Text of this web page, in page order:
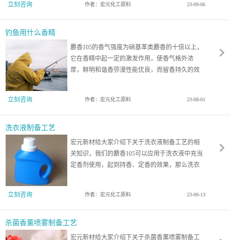
草馥奇型香精以及垂钓的鱼饵料。
立刻咨询 作者：宏元化工原料 23-09-06
钓鱼用什么香精
麝香105的香气强度为硝基苯类麝香的十倍以上，
它在香精中起一定的激发作用，使香气格外浓
厚，鲜明和谐香弥漫性能优良，而留香持久的效
立刻咨询
作者：宏元化工原料 23-08-01
洗衣液制备工艺
宏元新材给大家介绍下关于洗衣液制备工艺的相
关知识，我们的麝香105可以应用于洗衣液中充当
定香剂使用，起到持香、定香的效果，那么洗衣
立刻咨询 作者：宏元化工原料 23-06-13
杀菌香薰喷雾制备工艺
宏元新材给大家介绍下关于杀菌香薰喷雾制备工